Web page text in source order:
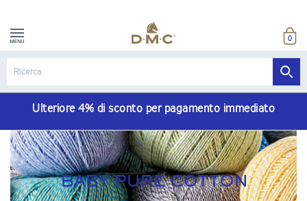
0
Ulteriore 4% di sconto per pagamento immediato
BABY PURE COTTON